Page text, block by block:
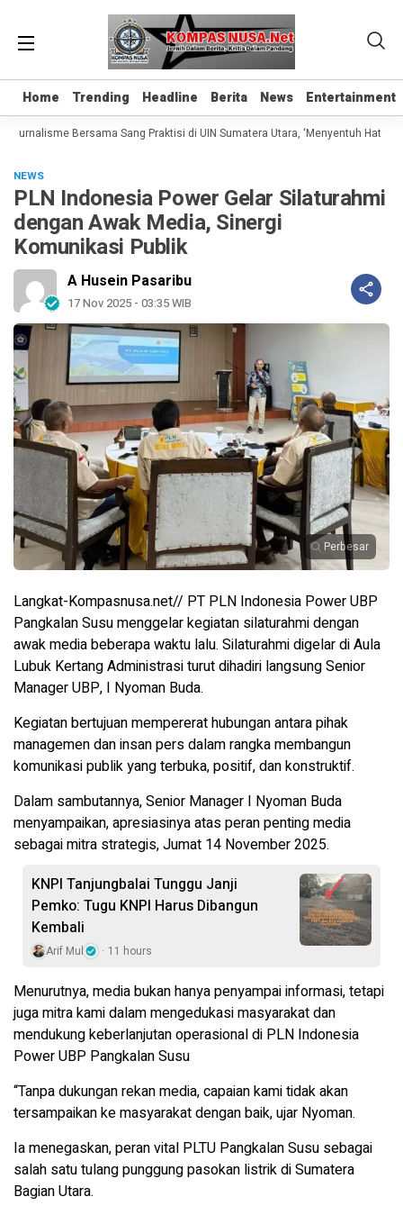
Home Trending Headline Berita News Entertainment
Home Trending Headline Berita News Entertainment
Bersama Sang Praktisi di UIN Sumatera Utara, ‘Menyentuh Hati
NEWS
PLN Indonesia Power Gelar Silaturahmi
dengan Awak Media, Sinergi
Komunikasi Publik
A Husein Pasaribu
17 Nov 2025 - 03:35 WIB
Perbesar
Langkat-Kompasnusa.net// PT PLN Indonesia Power UBP
Pangkalan Susu menggelar kegiatan silaturahmi dengan
awak media beberapa waktu lalu. Silaturahmi digelar di Aula
Lubuk Kertang Administrasi turut dihadiri langsung Senior
Manager UBP, I Nyoman Buda.
Kegiatan bertujuan mempererat hubungan antara pihak
managemen dan insan pers dalam rangka membangun
komunikasi publik yang terbuka, positif, dan konstruktif.
Dalam sambutannya, Senior Manager I Nyoman Buda
menyampaikan, apresiasinya atas peran penting media
sebagai mitra strategis, Jumat 14 November 2025.
KNPI Tanjungbalai Tunggu Janji
Pemko: Tugu KNPI Harus Dibangun
Kembali
Arif Mul 11 hours
Menurutnya, media bukan hanya penyampai informasi, tetapi
juga mitra kami dalam mengedukasi masyarakat dan
mendukung keberlanjutan operasional di PLN Indonesia
Power UBP Pangkalan Susu
“Tanpa dukungan rekan media, capaian kami tidak akan
tersampaikan ke masyarakat dengan baik, ujar Nyoman.
Ia menegaskan, peran vital PLTU Pangkalan Susu sebagai
salah satu tulang punggung pasokan listrik di Sumatera
Bagian Utara.